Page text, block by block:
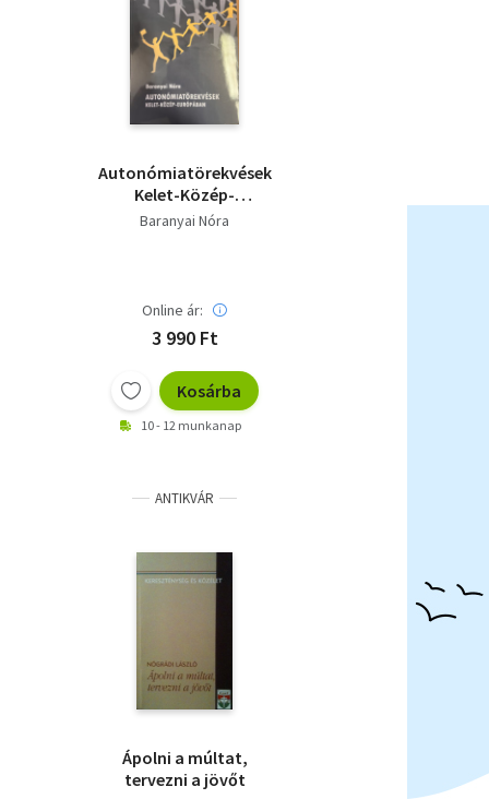
Autonómiatörekvések
Kelet-Közép-
Európában
Baranyai Nóra
Online ár:
3 990 Ft
Kosárba
10 - 12 munkanap
ANTIKVÁR
Ápolni a múltat,
tervezni a jövőt